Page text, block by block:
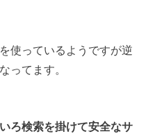
使っているようですが逆
ってます。
ろ検索を掛けて安全なサ